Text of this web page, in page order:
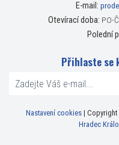
E-mail:
Otevírací doba: PO-
Polední
Přihlaste se
Nastavení cookies| Copyright
Hradec